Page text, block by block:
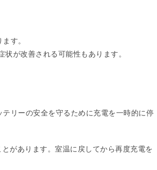
す。
が改善される可能性もあります。
リーの安全を守るために充電を一時的に停
があります。室温に戻してから再度充電を